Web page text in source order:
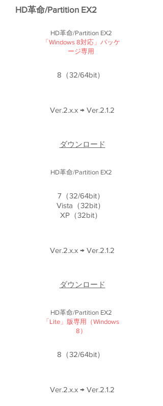
HD革命/Partition EX2
HD革命/Partition EX2
​「Windows 8対応」パッケ
ージ専用
8（32/64bit）
Ver.2.x.x → Ver.2.1.2
ダウンロード
HD革命/Partition EX2
7（32/64bit）
Vista（32bit）
XP（32bit）
Ver.2.x.x → Ver.2.1.2
ダウンロード
HD革命/Partition EX2
​「Lite」版専用（Windows
8）
8（32/64bit）
Ver.2.x.x → Ver.2.1.2